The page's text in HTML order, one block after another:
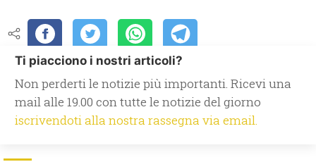
Ti piacciono i nostri articoli?
Non perderti le notizie più importanti. Ricevi una
mail alle 19.00 con tutte le notizie del giorno
iscrivendoti alla nostra rassegna via email.